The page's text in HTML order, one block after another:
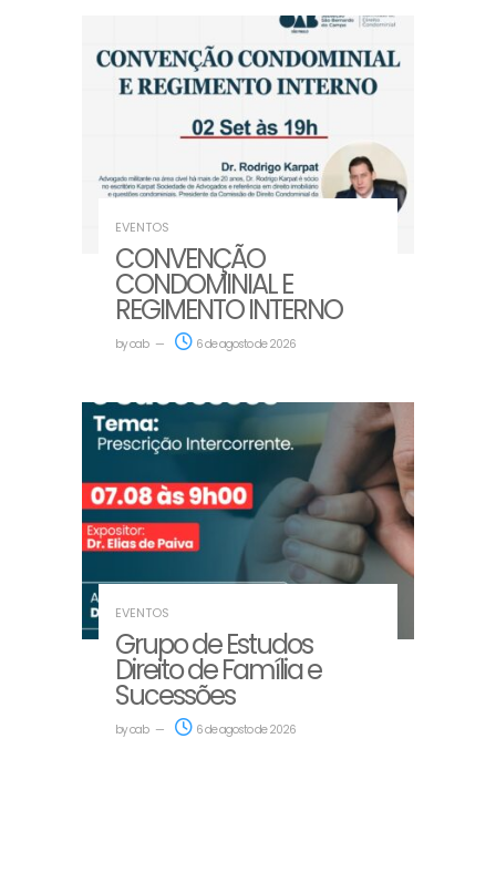
EVENTOS
CONVENÇÃO
CONDOMINIAL E
REGIMENTO INTERNO
byoab 6 de agosto de 2026
EVENTOS
Grupo de Estudos
Direito de Família e
Sucessões
byoab 6 de agosto de 2026